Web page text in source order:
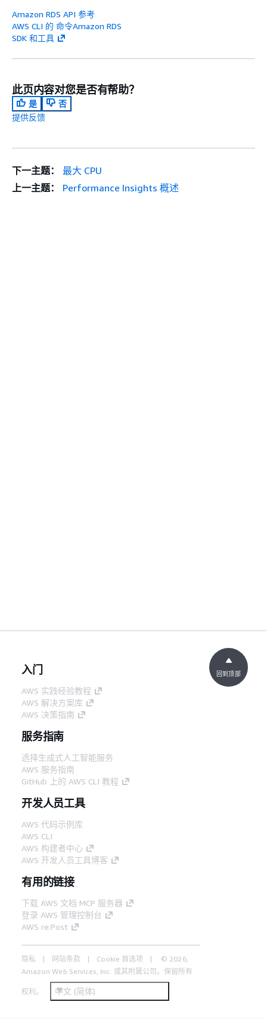
Amazon RDS API 参考
AWS CLI 的 命令Amazon RDS
SDK 和工具
此页内容对您是否有帮助？
是
否
提供反馈
下一主题：
最大 CPU
上一主题：
Performance Insights 概述
入门
AWS 实践经验教程
AWS 解决方案库
AWS 决策指南
服务指南
选择生成式人工智能服务
AWS 服务指南
GitHub 上的 AWS CLI 教程
开发人员工具
AWS 代码示例库
AWS CLI
AWS 构建者中心
AWS 开发人员工具博客
有用的链接
下载 AWS 文档 MCP 服务器
登录 AWS 管理控制台
AWS re:Post
隐私 网站条款 Cookie 首选项
© 2026,
Amazon Web Services, Inc. 或其附属公司。保留所有
权利。 中文 (简体)
回到顶部